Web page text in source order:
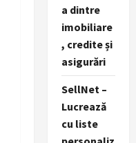
a dintre
imobiliare
, credite și
asigurări
SellNet –
Lucrează
cu liste